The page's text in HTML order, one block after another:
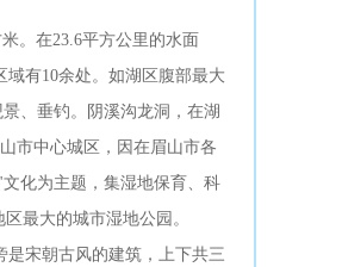
。在23.6平方公里的水面
有10余处。如湖区腹部最大
、垂钓。阴溪沟龙洞，在湖
市中心城区，因在眉山市各
化为主题，集湿地保育、科
最大的城市湿地公园。
宋朝古风的建筑，上下共三